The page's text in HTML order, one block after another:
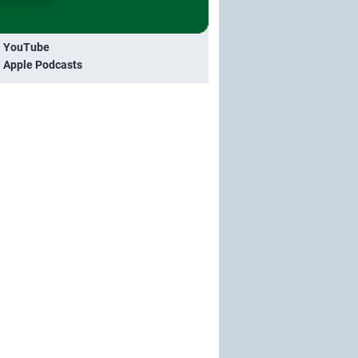
YouTube
Apple Podcasts